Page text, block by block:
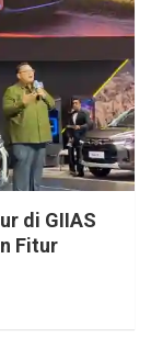
di GIIAS
Fitur